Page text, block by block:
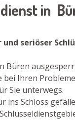
in
seriöser
Büren
bei Ihren
Sie unterwegs.
ins Schloss